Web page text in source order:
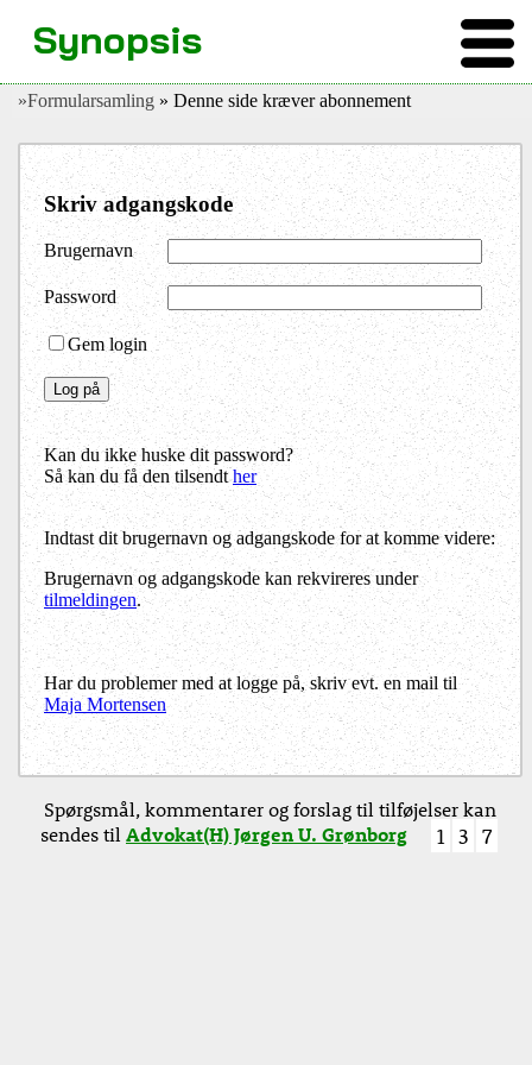
»Formularsamling » Denne side kræver abonnement
Skriv adgangskode
Brugernavn
Password
Gem login
Kan du ikke huske dit password?
Så kan du få den tilsendther
Indtast dit brugernavn og adgangskode for at komme videre:
Brugernavn og adgangskode kan rekvireres under
tilmeldingen.
Har du problemer med at logge på, skriv evt. en mail til
Maja Mortensen
Synopsis
Spørgsmål, kommentarer og forslag til tilføjelser kan
sendes tilAdvokat(H) Jørgen U. Grønborg 1 3 7